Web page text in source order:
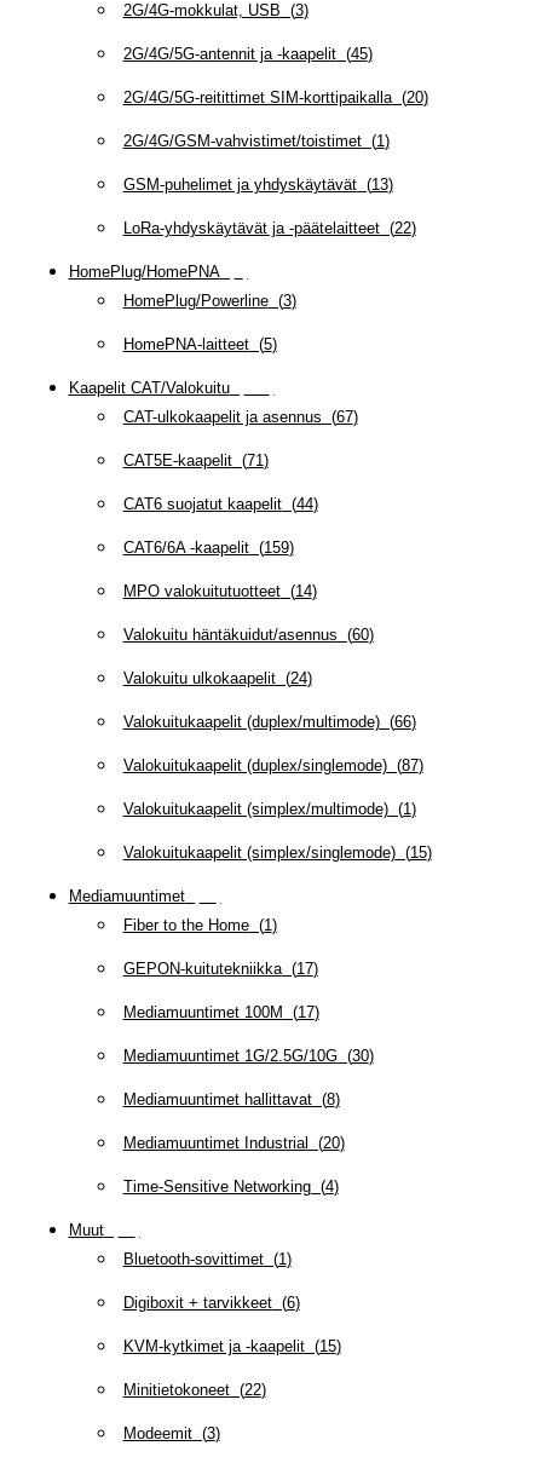
2G/4G-mokkulat, USB (3)
2G/4G/5G-antennit ja -kaapelit(45)
2G/4G/5G-reitittimet SIM-korttipaikalla(20)
2G/4G/GSM-vahvistimet/toistimet(1)
GSM-puhelimet ja yhdyskäytävät(13)
LoRa-yhdyskäytävät ja -päätelaitteet(22)
HomePlug/HomePNA(
HomePlug/Powerline(3)
HomePNA-laitteet(5)
Kaapelit CAT/Valokuitu(
CAT-ulkokaapelit ja asennus (67)
CAT5E-kaapelit(71)
CAT6 suojatut kaapelit(44)
CAT6/6A -kaapelit(159)
MPO valokuitutuotteet(14)
Valokuitu häntäkuidut/asennus (60)
Valokuitu ulkokaapelit(24)
Valokuitukaapelit (duplex/multimode)(66)
Valokuitukaapelit (duplex/singlemode)(87)
Valokuitukaapelit (simplex/multimode)(1)
Valokuitukaapelit (simplex/singlemode)(15)
Mediamuuntimet(
Fiber to the Home(1)
GEPON-kuitutekniikka(17)
Mediamuuntimet 100M (17)
Mediamuuntimet 1G/2.5G/10G(30)
Mediamuuntimet hallittavat(8)
Mediamuuntimet Industrial (20)
Time-Sensitive Networking(4)
Muut(
Bluetooth-sovittimet(1)
Digiboxit + tarvikkeet(6)
KVM-kytkimet ja -kaapelit(15)
Minitietokoneet(22)
Modeemit(3)